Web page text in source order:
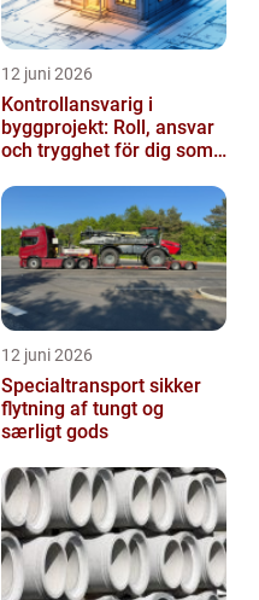
12 juni 2026
Kontrollansvarig i
byggprojekt: Roll, ansvar
och trygghet för dig som
12 juni 2026
Specialtransport sikker
flytning af tungt og
særligt gods